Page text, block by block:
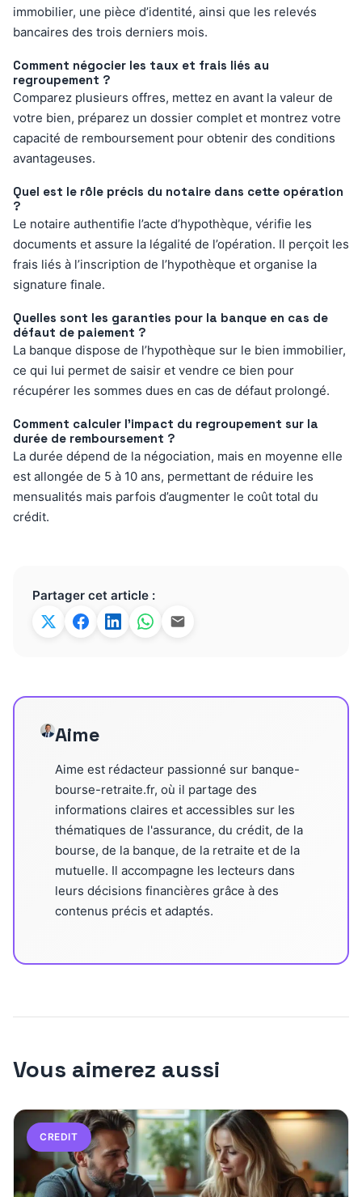
immobilier, une pièce d’identité, ainsi que les relevés
bancaires des trois derniers mois.
Comment négocier les taux et frais liés au
regroupement ?
Comparez plusieurs offres, mettez en avant la valeur de
votre bien, préparez un dossier complet et montrez votre
capacité de remboursement pour obtenir des conditions
avantageuses.
Quel est le rôle précis du notaire dans cette opération
?
Le notaire authentifie l’acte d’hypothèque, vérifie les
documents et assure la légalité de l’opération. Il perçoit les
frais liés à l’inscription de l’hypothèque et organise la
signature finale.
Quelles sont les garanties pour la banque en cas de
défaut de paiement ?
La banque dispose de l’hypothèque sur le bien immobilier,
ce qui lui permet de saisir et vendre ce bien pour
récupérer les sommes dues en cas de défaut prolongé.
Comment calculer l’impact du regroupement sur la
durée de remboursement ?
La durée dépend de la négociation, mais en moyenne elle
est allongée de 5 à 10 ans, permettant de réduire les
mensualités mais parfois d’augmenter le coût total du
crédit.
Partager cet article :
Aime
Aime est rédacteur passionné sur banque-
bourse-retraite.fr, où il partage des
informations claires et accessibles sur les
thématiques de l'assurance, du crédit, de la
bourse, de la banque, de la retraite et de la
mutuelle. Il accompagne les lecteurs dans
leurs décisions financières grâce à des
contenus précis et adaptés.
Vous aimerez aussi
CREDIT